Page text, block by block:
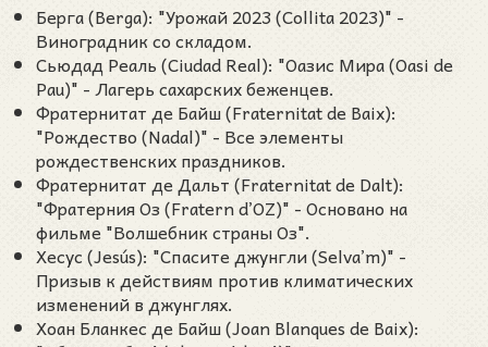
Берга (Berga): "Урожай 2023 (Collita 2023)" -
Виноградник со складом.
Сьюдад Реаль (Ciudad Real): "Оазис Мира (Oasi de
Pau)" - Лагерь сахарских беженцев.
Фратернитат де Байш (Fraternitat de Baix):
"Рождество (Nadal)" - Все элементы
рождественских праздников.
Фратернитат де Дальт (Fraternitat de Dalt):
"Фратерния Оз (Fratern d’OZ)" - Основано на
фильме "Волшебник страны Оз".
Хесус (Jesús): "Спасите джунгли (Selva’m)" -
Призыв к действиям против климатических
изменений в джунглях.
Хоан Бланкес де Байш (Joan Blanques de Baix):